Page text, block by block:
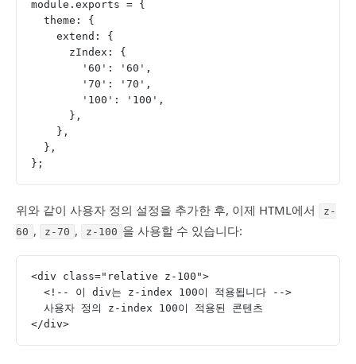
module.exports = {
  theme: {
    extend: {
      zIndex: {
        '60': '60',
        '70': '70',
        '100': '100',
      },
    },
  },
};
위와 같이 사용자 정의 설정을 추가한 후, 이제 HTML에서
z-
60 , z-70 , z-100 을 사용할 수 있습니다:
<div class="relative z-100">
  <!-- 이 div는 z-index 100이 적용됩니다 -->
  사용자 정의 z-index 100이 적용된 콘텐츠
</div>